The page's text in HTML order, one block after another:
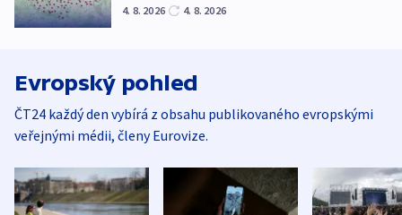
4. 8. 2026 4. 8. 2026
Evropský pohled
ČT24 každý den vybírá z obsahu publikovaného evropskými
veřejnými médii, členy Eurovize.